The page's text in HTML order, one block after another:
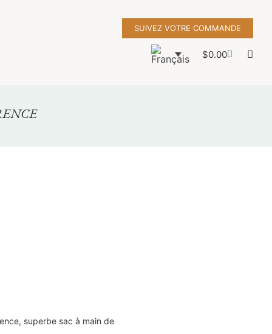
SUIVEZ VOTRE COMMANDE
$0.00
superbe sac à main de